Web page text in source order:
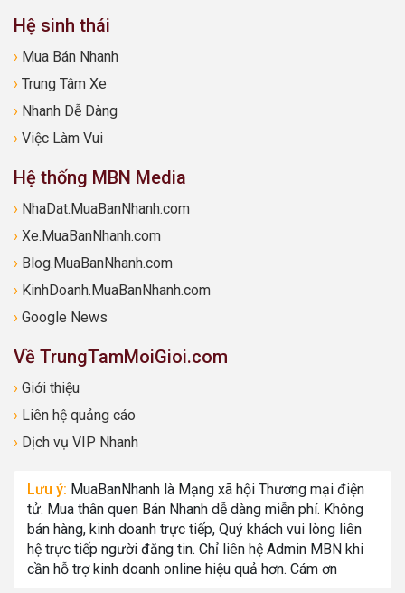
Hệ sinh thái
› Mua Bán Nhanh
› Trung Tâm Xe
› Nhanh Dễ Dàng
› Việc Làm Vui
Hệ thống MBN Media
› NhaDat.MuaBanNhanh.com
› Xe.MuaBanNhanh.com
› Blog.MuaBanNhanh.com
› KinhDoanh.MuaBanNhanh.com
› Google News
Về TrungTamMoiGioi.com
› Giới thiệu
› Liên hệ quảng cáo
› Dịch vụ VIP Nhanh
Lưu ý: MuaBanNhanh là Mạng xã hội Thương mại điện
tử. Mua thân quen Bán Nhanh dễ dàng miễn phí. Không
bán hàng, kinh doanh trực tiếp, Quý khách vui lòng liên
hệ trực tiếp người đăng tin. Chỉ liên hệ Admin MBN khi
cần hỗ trợ kinh doanh online hiệu quả hơn. Cám ơn